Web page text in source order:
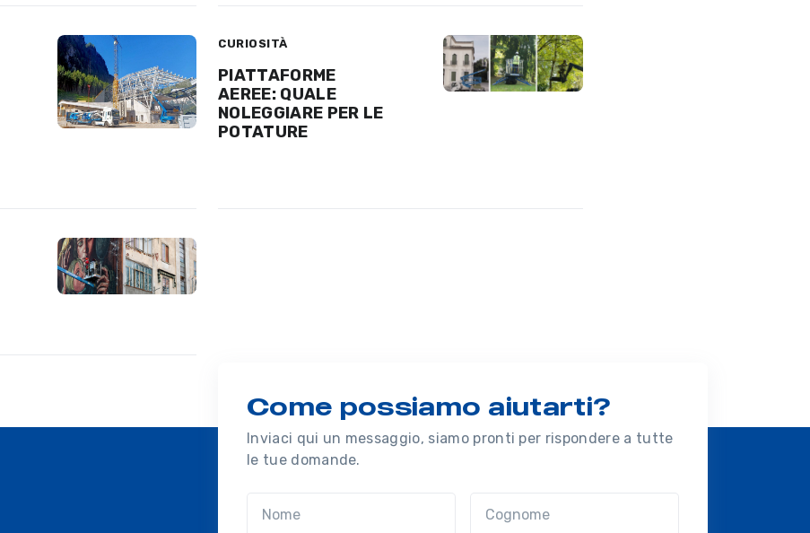
CURIOSITÀ
PIATTAFORME
AEREE: QUALE
NOLEGGIARE PER LE
POTATURE
Come possiamo aiutarti?
Inviaci qui un messaggio, siamo pronti per rispondere a tutte
le tue domande.